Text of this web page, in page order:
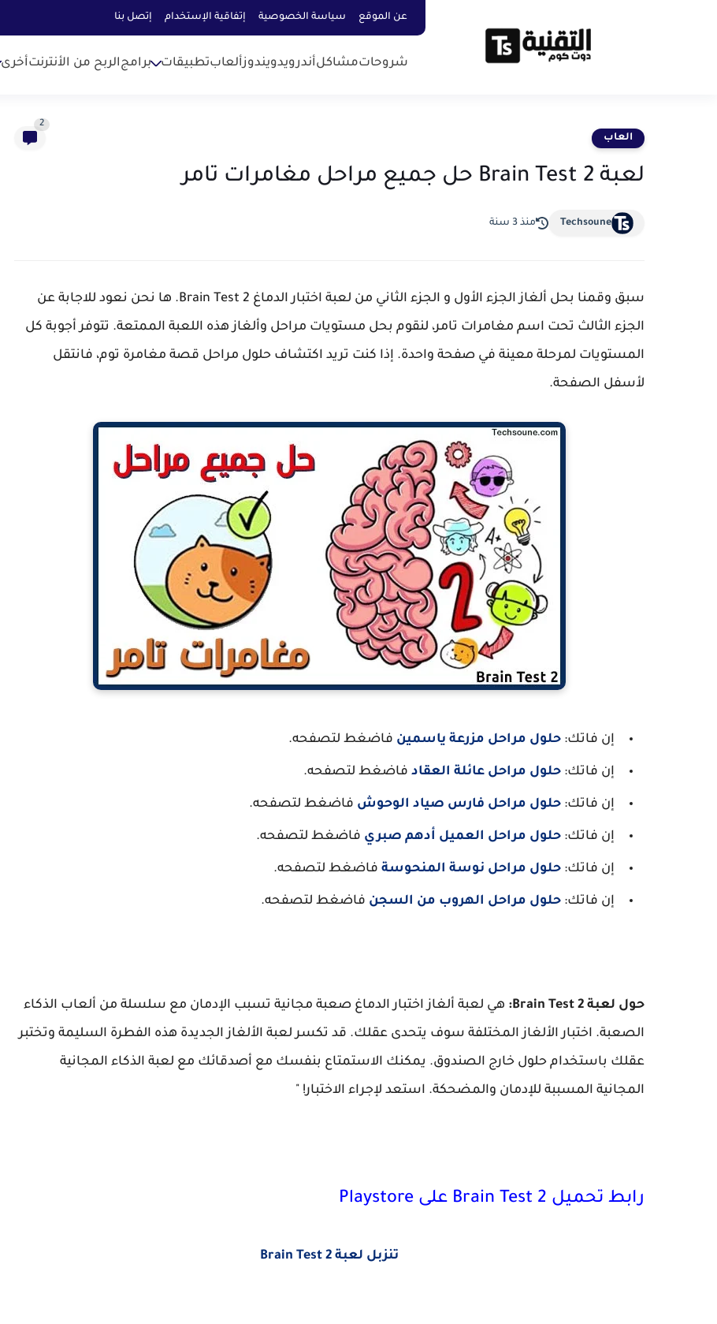
عن الموقع سياسة الخصوصية إتفاقية الإستخدام إتصل بنا
شروحاتمشاكلأندرويدويندوزألعابتطبيقات برامجالربح من الأنترنتأخرى
العاب
2
لعبة Brain Test 2 حل جميع مراحل مغامرات تامر
Techsoune منذ 3 سنة
سبق وقمنا بحل ألغاز الجزء الأول و الجزء الثاني من لعبة اختبار الدماغ Brain Test 2. ها نحن نعود للاجابة عن
الجزء الثالث تحت اسم مغامرات تامر، لنقوم بحل مستويات مراحل وألغاز هذه اللعبة الممتعة. تتوفر أجوبة كل
المستويات لمرحلة معينة في صفحة واحدة. إذا كنت تريد اكتشاف حلول مراحل قصة مغامرة توم، فانتقل
لأسفل الصفحة.
إن فاتك: حلول مراحل مزرعة ياسمين فاضغط لتصفحه.
إن فاتك: حلول مراحل عائلة العقاد فاضغط لتصفحه.
إن فاتك: حلول مراحل فارس صياد الوحوش فاضغط لتصفحه.
إن فاتك: حلول مراحل العميل أدهم صبري فاضغط لتصفحه.
إن فاتك: حلول مراحل نوسة المنحوسة فاضغط لتصفحه.
إن فاتك: حلول مراحل الهروب من السجن فاضغط لتصفحه.
حول لعبة Brain Test 2:
هي لعبة ألغاز اختبار الدماغ صعبة مجانية تسبب الإدمان مع سلسلة من ألعاب الذكاء
الصعبة. اختبار الألغاز المختلفة سوف يتحدى عقلك. قد تكسر لعبة الألغاز الجديدة هذه الفطرة السليمة وتختبر
عقلك باستخدام حلول خارج الصندوق. يمكنك الاستمتاع بنفسك مع أصدقائك مع لعبة الذكاء المجانية
المجانية المسببة للإدمان والمضحكة. استعد لإجراء الاختبار! "
رابط تحميل Brain Test 2 على Playstore
تنزبل لعبة Brain Test 2